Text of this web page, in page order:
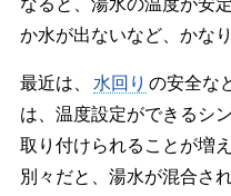
か水が出ないなど、かな
最近は、 水回り の安全な
は、温度設定ができるシ
取り付けられることが増
別々だと、湯水が混合さ